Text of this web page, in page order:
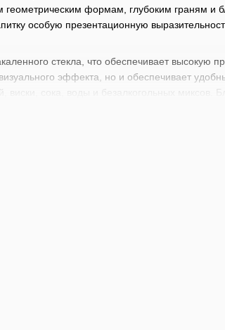
формам, глубоким граням и
особую презентационную
стекла, что обеспечивает высокую
эффекта, но и обеспечивает
виски, сока, воды и безалкогольных